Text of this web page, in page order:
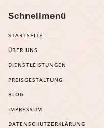
Schnellmenü
STARTSEITE
ÜBER UNS
DIENSTLEISTUNGEN
PREISGESTALTUNG
BLOG
IMPRESSUM
DATENSCHUTZERKLÄRUNG